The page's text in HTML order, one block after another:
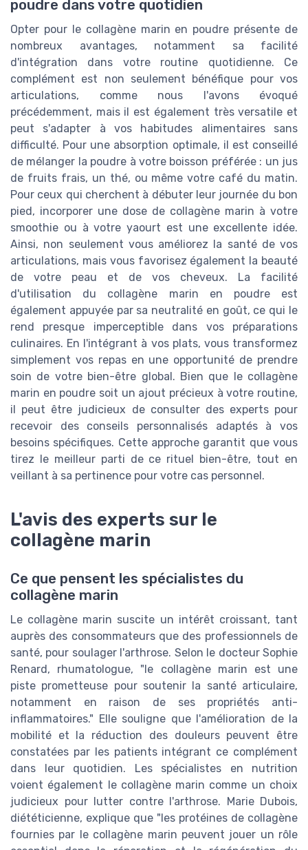
poudre dans votre quotidien
Opter pour le collagène marin en poudre présente de
nombreux avantages, notamment sa facilité
d'intégration dans votre routine quotidienne. Ce
complément est non seulement bénéfique pour vos
articulations, comme nous l'avons évoqué
précédemment, mais il est également très versatile et
peut s'adapter à vos habitudes alimentaires sans
difficulté. Pour une absorption optimale, il est conseillé
de mélanger la poudre à votre boisson préférée : un jus
de fruits frais, un thé, ou même votre café du matin.
Pour ceux qui cherchent à débuter leur journée du bon
pied, incorporer une dose de collagène marin à votre
smoothie ou à votre yaourt est une excellente idée.
Ainsi, non seulement vous améliorez la santé de vos
articulations, mais vous favorisez également la beauté
de votre peau et de vos cheveux. La facilité
d'utilisation du collagène marin en poudre est
également appuyée par sa neutralité en goût, ce qui le
rend presque imperceptible dans vos préparations
culinaires. En l'intégrant à vos plats, vous transformez
simplement vos repas en une opportunité de prendre
soin de votre bien-être global. Bien que le collagène
marin en poudre soit un ajout précieux à votre routine,
il peut être judicieux de consulter des experts pour
recevoir des conseils personnalisés adaptés à vos
besoins spécifiques. Cette approche garantit que vous
tirez le meilleur parti de ce rituel bien-être, tout en
veillant à sa pertinence pour votre cas personnel.
L'avis des experts sur le
collagène marin
Ce que pensent les spécialistes du
collagène marin
Le collagène marin suscite un intérêt croissant, tant
auprès des consommateurs que des professionnels de
santé, pour soulager l'arthrose. Selon le docteur Sophie
Renard, rhumatologue, "le collagène marin est une
piste prometteuse pour soutenir la santé articulaire,
notamment en raison de ses propriétés anti-
inflammatoires." Elle souligne que l'amélioration de la
mobilité et la réduction des douleurs peuvent être
constatées par les patients intégrant ce complément
dans leur quotidien. Les spécialistes en nutrition
voient également le collagène marin comme un choix
judicieux pour lutter contre l'arthrose. Marie Dubois,
diététicienne, explique que "les protéines de collagène
fournies par le collagène marin peuvent jouer un rôle